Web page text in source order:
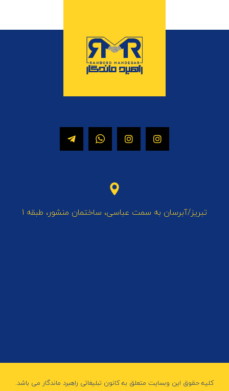
تبریز/آبرسان به سمت عباسی، ساختمان منشور، طبقه 1
کلیه حقوق این وبسایت متعلق به کانون تبلیغاتی راهبرد ماندگار می باشد.